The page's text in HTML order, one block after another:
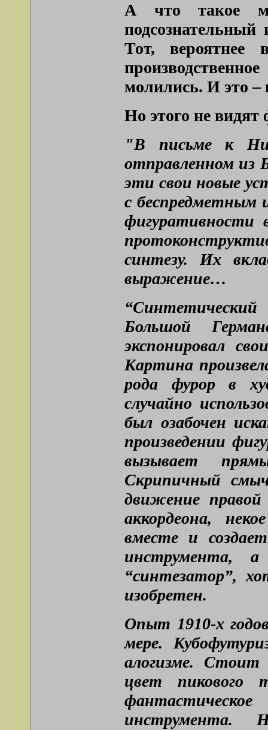
А что такое
Тот, вероятнее
молились. И это –
Но этого не
"В письме к
отправленном из
эти свои новые
с беспредметным
фигуративности
синтезу. Их
выражение…
Большой
экспонировал
Картина
рода фурор в
случайно
был озабочен
произведении
вызывает
Скрипичный
движение
аккордеона,
вместе и
инструмента, а
“синтезатор”,
изобретен.
Опыт 1910-х
мере.
алогизме.
цвет
инструмента.